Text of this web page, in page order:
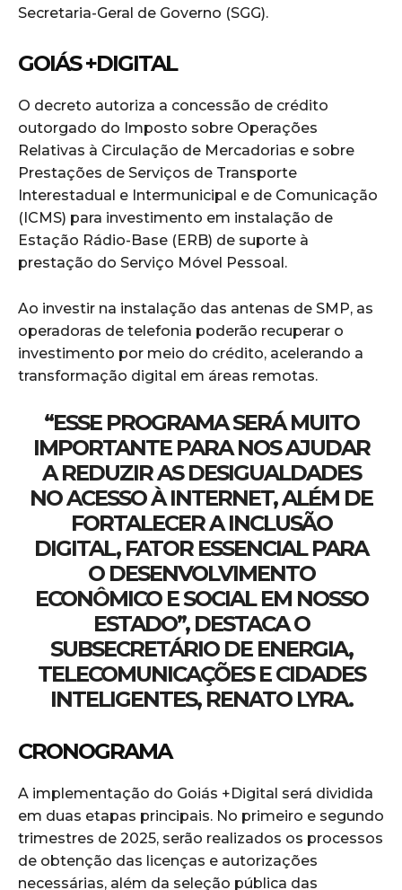
Secretaria-Geral de Governo (SGG).
GOIÁS +DIGITAL
O decreto autoriza a concessão de crédito
outorgado do Imposto sobre Operações
Relativas à Circulação de Mercadorias e sobre
Prestações de Serviços de Transporte
Interestadual e Intermunicipal e de Comunicação
(ICMS) para investimento em instalação de
Estação Rádio-Base (ERB) de suporte à
prestação do Serviço Móvel Pessoal.
Ao investir na instalação das antenas de SMP, as
operadoras de telefonia poderão recuperar o
investimento por meio do crédito, acelerando a
transformação digital em áreas remotas.
“ESSE PROGRAMA SERÁ MUITO
IMPORTANTE PARA NOS AJUDAR
A REDUZIR AS DESIGUALDADES
NO ACESSO À INTERNET, ALÉM DE
FORTALECER A INCLUSÃO
DIGITAL, FATOR ESSENCIAL PARA
O DESENVOLVIMENTO
ECONÔMICO E SOCIAL EM NOSSO
ESTADO”, DESTACA O
SUBSECRETÁRIO DE ENERGIA,
TELECOMUNICAÇÕES E CIDADES
INTELIGENTES, RENATO LYRA.
CRONOGRAMA
A implementação do Goiás +Digital será dividida
em duas etapas principais. No primeiro e segundo
trimestres de 2025, serão realizados os processos
de obtenção das licenças e autorizações
necessárias, além da seleção pública das